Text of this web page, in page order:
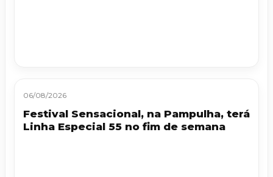
06/08/2026
Festival Sensacional, na Pampulha, terá
Linha Especial 55 no fim de semana